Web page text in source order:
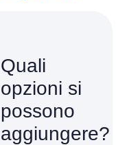
Quali
opzioni si
possono
aggiungere?